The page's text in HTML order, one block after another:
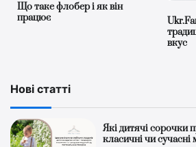
Що таке флобер і як він
працює
вкус
Нові статті
Які дитячі сорочки
класичні чи сучасні